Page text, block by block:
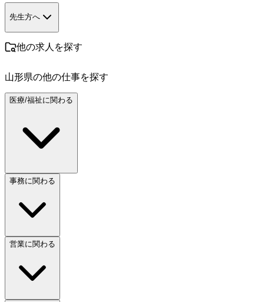
先生方へ
他の求人を探す
山形県の他の仕事を探す
医療/福祉に関わる
事務に関わる
営業に関わる